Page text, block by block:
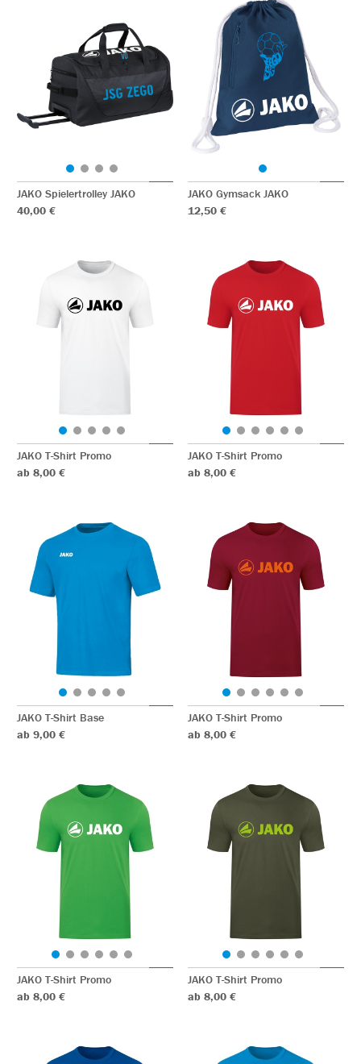
JAKO Spielertrolley JAKO
40,00 €
JAKO Gymsack JAKO
12,50 €
JAKO T-Shirt Promo
ab 8,00 €
JAKO T-Shirt Promo
ab 8,00 €
JAKO T-Shirt Base
ab 9,00 €
JAKO T-Shirt Promo
ab 8,00 €
JAKO T-Shirt Promo
ab 8,00 €
JAKO T-Shirt Promo
ab 8,00 €